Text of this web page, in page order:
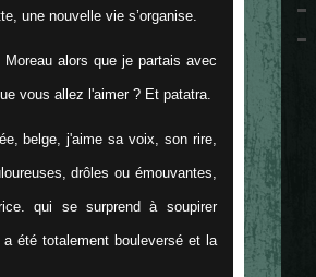
une nouvelle vie s’organise.
alors que je partais avec
vous allez l'aimer ? Et patatra.
belge, j'aime sa voix, son rire,
drôles ou émouvantes,
qui se surprend à soupirer
été totalement bouleversé et la